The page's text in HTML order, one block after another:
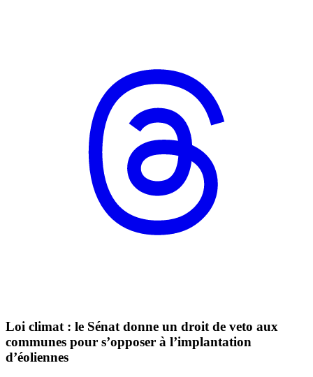
Loi climat : le Sénat donne un droit de veto aux
communes pour s’opposer à l’implantation
d’éoliennes